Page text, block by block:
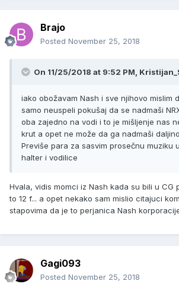
Brajo
Posted November 25, 2018
On 11/25/2018 at 9:52 PM,
iako obožavam Nash i sve njihovo mislim
samo neuspeli pokušaj da se nadmaši
oba zajedno na vodi i to je mišljenje nas
krut a opet ne može da ga nadmaši
Previše para za sasvim prosečnu muziku
halter i vodilice
Hvala, vidis momci iz Nash kada su bili u CG
to 12 f... a opet nekako sam mislio citajuci
stapovima da je to perjanica Nash
Gagi093
Posted November 25, 2018